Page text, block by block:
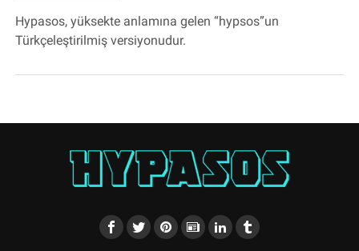
Hypasos, yüksekte anlamına gelen “hypsos”un
Türkçeleştirilmiş versiyonudur.